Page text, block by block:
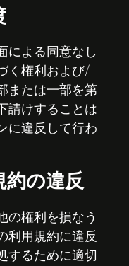
による同意なし
く権利および/
または一部を第
請けすることは
に違反して行わ
約の違反
の権利を損なう
利用規約に違反
するために適切